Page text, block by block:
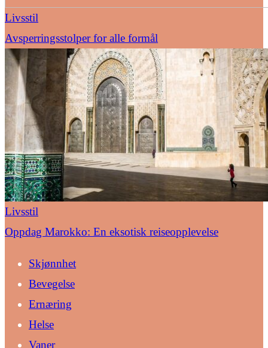
Livsstil
Avsperringsstolper for alle formål
Livsstil
Oppdag Marokko: En eksotisk reiseopplevelse
Skjønnhet
Bevegelse
Ernæring
Helse
Vaner